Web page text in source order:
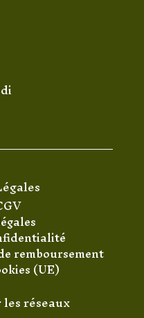
remboursement
(UE)
réseaux